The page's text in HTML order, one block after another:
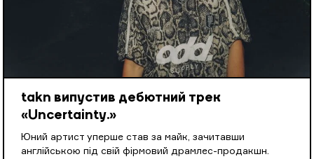
takn випустив дебютний трек
«Uncertainty.»
Юний артист уперше став за майк, зачитавши
англійською під свій фірмовий драмлес-продакшн.